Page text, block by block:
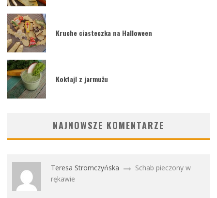
Kruche ciasteczka na Halloween
Koktajl z jarmużu
NAJNOWSZE KOMENTARZE
Teresa Stromczyńska
Schab pieczony w
rękawie